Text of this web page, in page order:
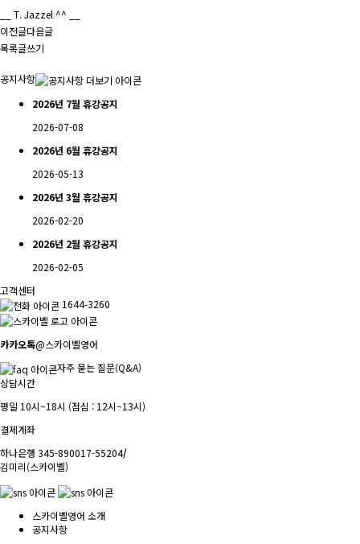
__ T. Jazzel ^^ __
이전글다음글
목록글쓰기
공지사항
2026년 7월 휴강공지
2026-07-08
2026년 6월 휴강공지
2026-05-13
2026년 3월 휴강공지
2026-02-20
2026년 2월 휴강공지
2026-02-05
고객센터
1644-3260
카카오톡@스카이벨영어
자주 묻는 질문(Q&A)
상담시간
평일 10시~18시 (점심 : 12시~13시)
결제계좌
하나은행 345-890017-55204/
김미리(스카이벨)
스카이벨영어 소개
공지사항